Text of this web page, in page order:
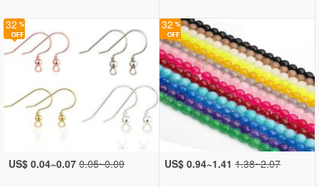
32
US$ 0.04~0.07 0.05~0.09
32
US$ 0.94~1.41 1.38~2.07